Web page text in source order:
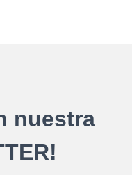
nuestra